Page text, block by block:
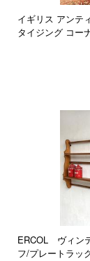
イギリス アンテ
タイジング コー
ERCOL ヴィン
フ/プレートラッ